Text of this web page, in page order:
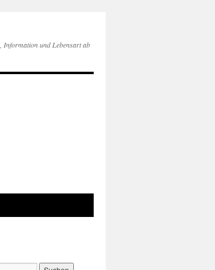
Information und Lebensart ab